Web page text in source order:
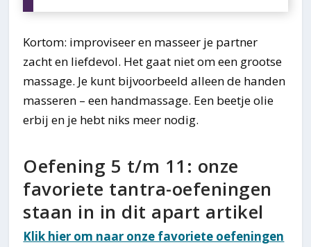
Kortom: improviseer en masseer je partner
zacht en liefdevol. Het gaat niet om een grootse
massage. Je kunt bijvoorbeeld alleen de handen
masseren – een handmassage. Een beetje olie
erbij en je hebt niks meer nodig.
Oefening 5 t/m 11: onze
favoriete tantra-oefeningen
staan in in dit apart artikel
Klik hier om naar onze favoriete oefeningen